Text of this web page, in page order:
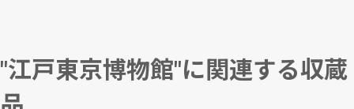
"江戸東京博物館"に関連する収蔵